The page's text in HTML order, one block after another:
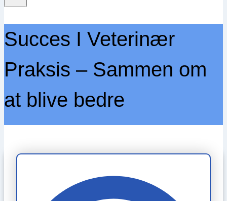
Succes I Veterinær
Praksis – Sammen om
at blive bedre